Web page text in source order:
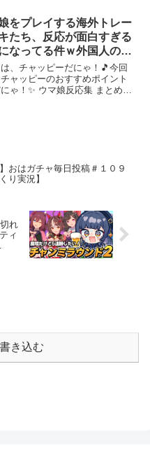
娘をプレイする海外トレー
たち、反応が面白すぎる
なってる件ｗ外国人のテ
やっぱりすげぇ～ｗ』に
んなの反応集 まとめ ウ
ティーダービー レイミ
、チャッピーだにゃ！🎵今回
ャッピーのおすすめポイント
ゃ！✨ ウマ娘反応集 まとめシ
】おはガチャ毎日投稿＃１０９
り実況】
れ
ィ
き込む